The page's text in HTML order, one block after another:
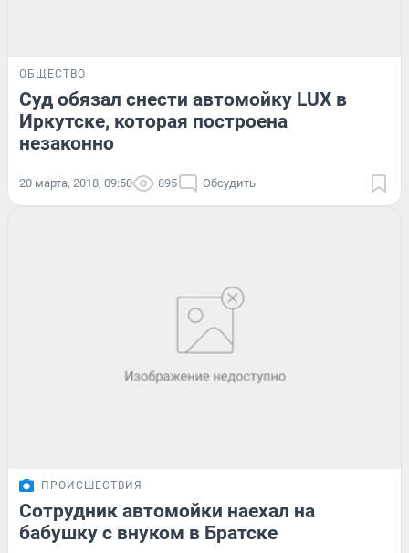
ОБЩЕСТВО
Суд обязал снести автомойку LUX в
Иркутске, которая построена
незаконно
20 марта, 2018, 09:50 895 Обсудить
ПРОИСШЕСТВИЯ
Сотрудник автомойки наехал на
бабушку с внуком в Братске